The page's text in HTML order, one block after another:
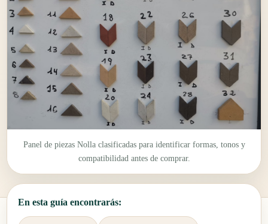
Panel de piezas Nolla clasificadas para identificar formas, tonos y
compatibilidad antes de comprar.
En esta guía encontrarás: